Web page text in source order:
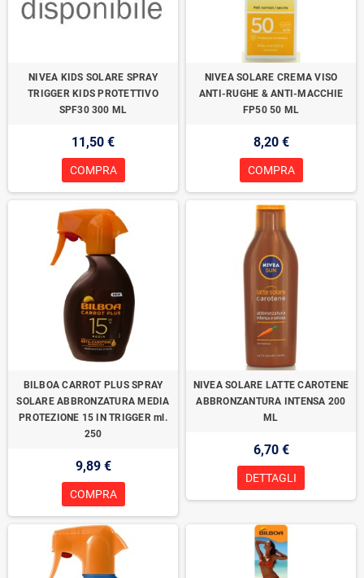
NIVEA KIDS SOLARE SPRAY
TRIGGER KIDS PROTETTIVO
SPF30 300 ML
11,50 €
COMPRA
NIVEA SOLARE CREMA VISO
ANTI-RUGHE & ANTI-MACCHIE
FP50 50 ML
8,20 €
COMPRA
BILBOA CARROT PLUS SPRAY
SOLARE ABBRONZATURA MEDIA
PROTEZIONE 15 IN TRIGGER ml.
250
9,89 €
COMPRA
NIVEA SOLARE LATTE CAROTENE
ABBRONZANTURA INTENSA 200
ML
6,70 €
DETTAGLI